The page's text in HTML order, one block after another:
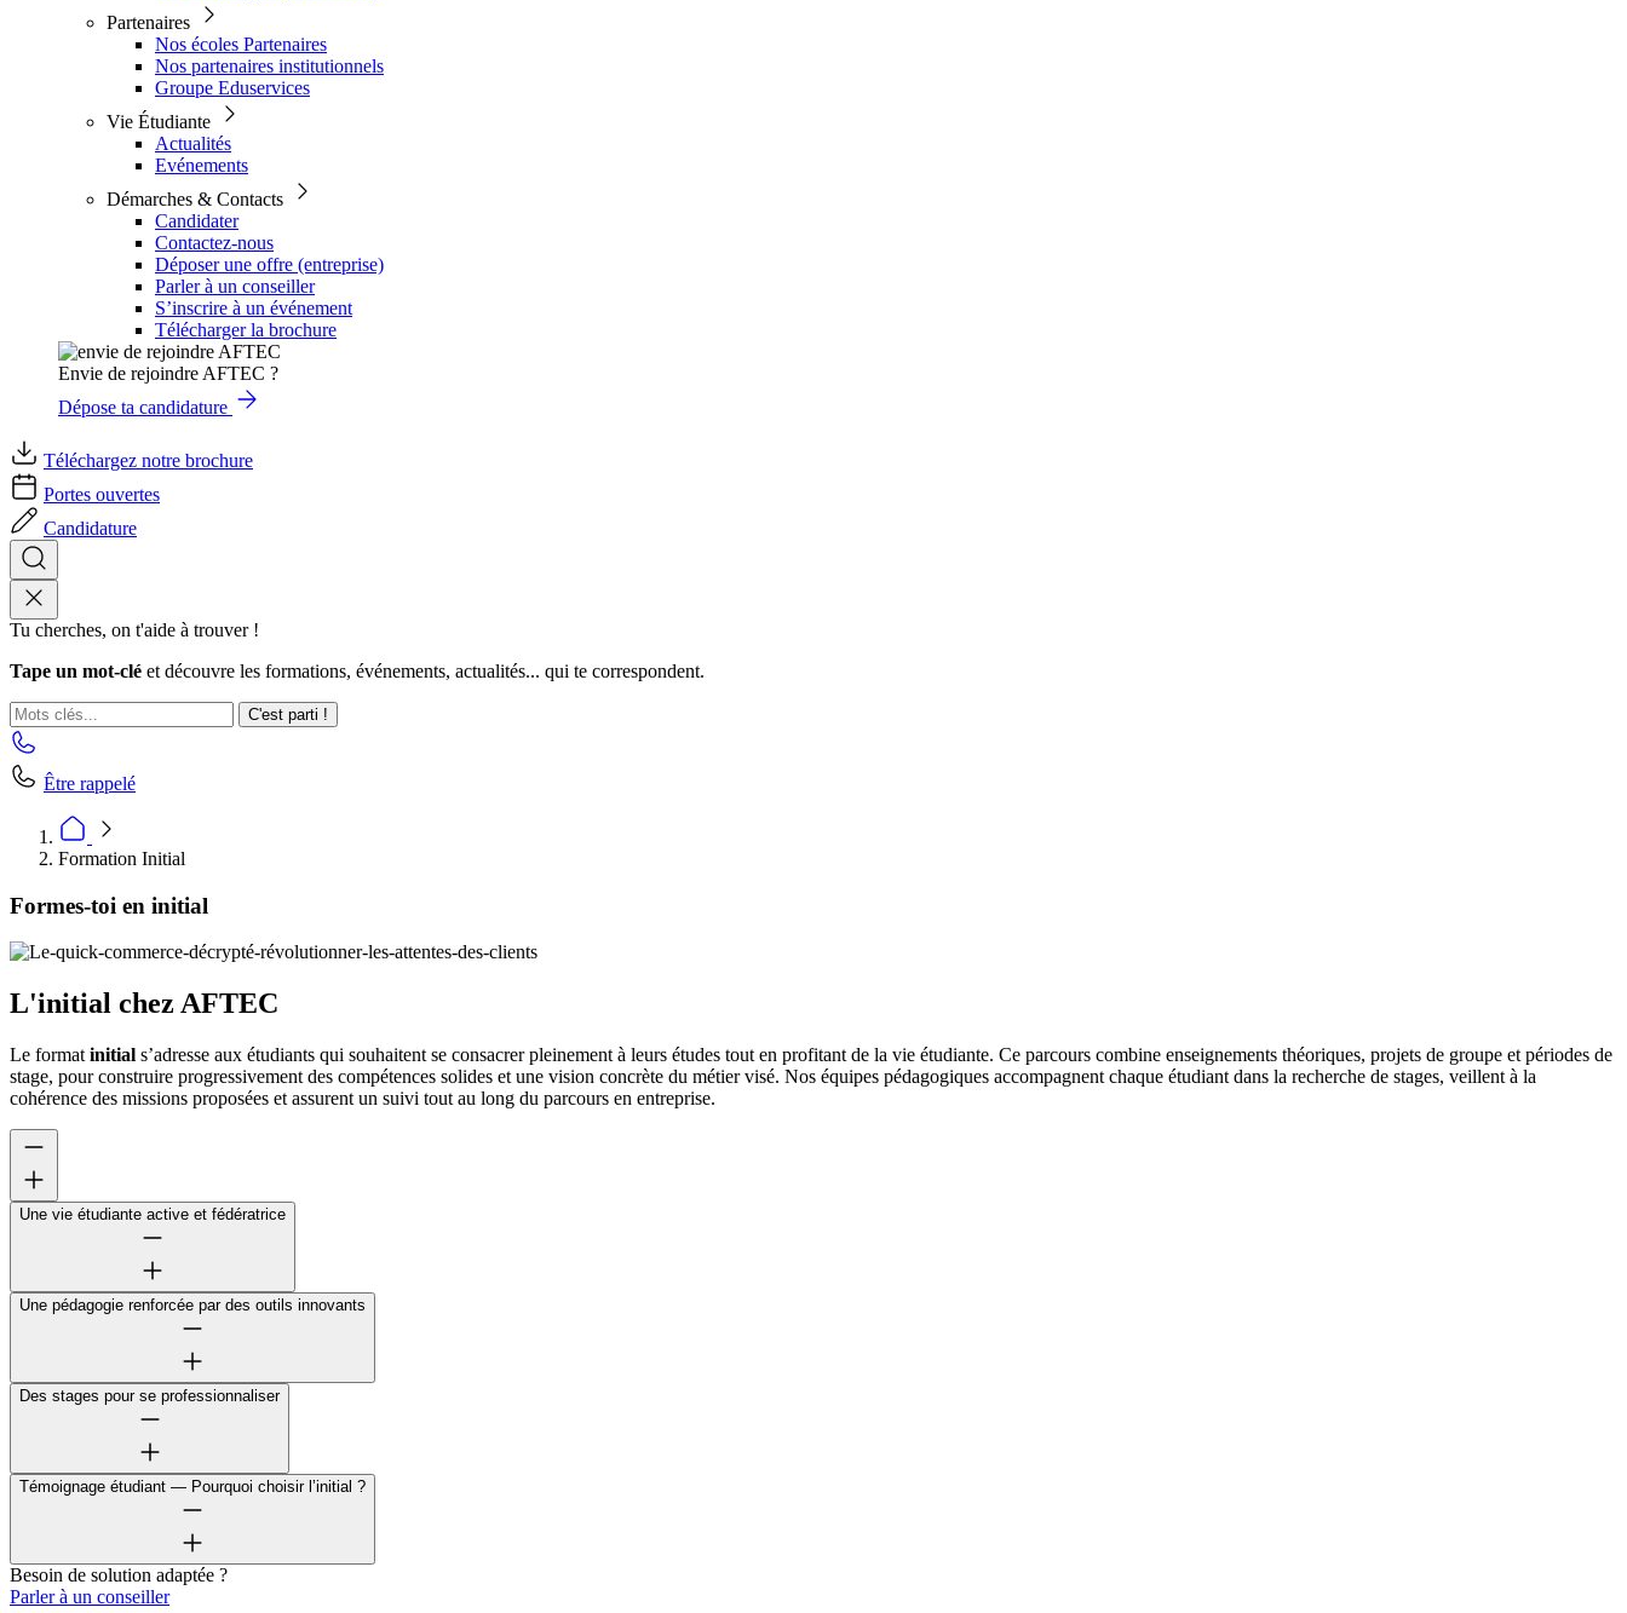
Partenaires
Nos écoles Partenaires
Nos partenaires institutionnels
Groupe Eduservices
Vie Étudiante
Actualités
Evénements
Démarches & Contacts
Candidater
Contactez-nous
Déposer une offre (entreprise)
Parler à un conseiller
S’inscrire à un événement
Télécharger la brochure
Envie de rejoindre AFTEC ?
Dépose ta candidature
Téléchargez notre brochure
Portes ouvertes
Candidature
Tu cherches, on t'aide à trouver !
Tape un mot-clé et découvre les formations, événements, actualités... qui te correspondent.
C'est parti !
Être rappelé
Formation Initial
Formes-toi en initial
L'initial chez AFTEC
Le format initial s’adresse aux étudiants qui souhaitent se consacrer pleinement à leurs études tout en profitant de la vie étudiante. Ce parcours combine enseignements théoriques, projets de groupe et périodes de
stage, pour construire progressivement des compétences solides et une vision concrète du métier visé. Nos équipes pédagogiques accompagnent chaque étudiant dans la recherche de stages, veillent à la
cohérence des missions proposées et assurent un suivi tout au long du parcours en entreprise.
Une vie étudiante active et fédératrice
Une pédagogie renforcée par des outils innovants
Des stages pour se professionnaliser
Témoignage étudiant — Pourquoi choisir l’initial ?
Besoin de solution adaptée ?
Parler à un conseiller